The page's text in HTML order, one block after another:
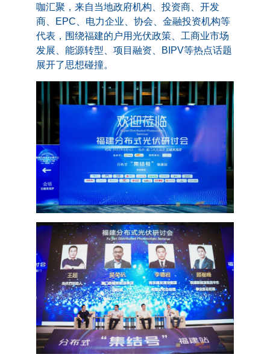
咖汇聚，来自当地政府机构、投资商、开发
商、EPC、电力企业、协会、金融投资机构等
代表，围绕福建的户用光伏政策、工商业市场
发展、能源转型、项目融资、BIPV等热点话题
展开了思想碰撞。